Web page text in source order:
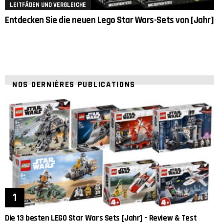
LEITFÄDEN UND VERGLEICHE
Entdecken Sie die neuen Lego Star Wars-Sets von [Jahr]
NOS DERNIÈRES PUBLICATIONS
Die 13 besten LEGO Star Wars Sets [Jahr] – Review & Test